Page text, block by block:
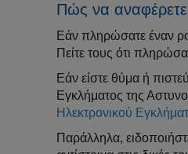
Πώς να
Εάν πληρώσατε έναν
Πείτε τους ότι
Εάν είστε θύμα ή
Εγκλήματος της
Ηλεκτρονικού
Παράλληλα,